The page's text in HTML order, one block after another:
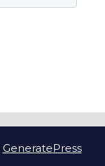
GeneratePress